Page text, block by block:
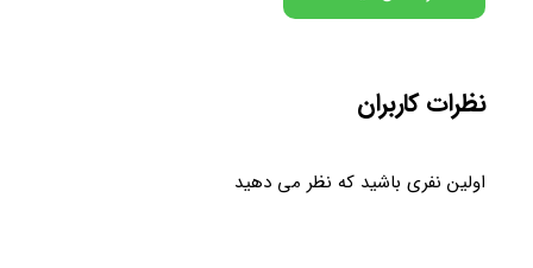
نظرات کاربران
اولین نفری باشید که نظر می دهید